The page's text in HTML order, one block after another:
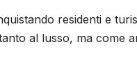
residenti e
al lusso, ma come